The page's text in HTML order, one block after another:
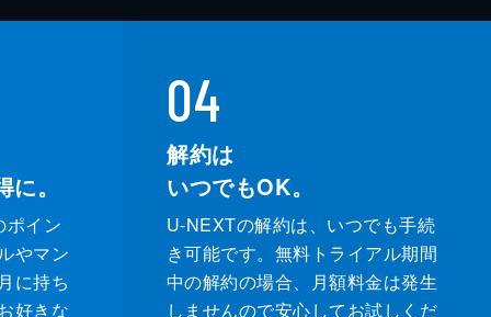
。
ポイン
やマン
に持ち
好きな
04
解約は
いつでもOK。
U-NEXTの解約は、いつでも手続
き可能です。無料トライアル期間
中の解約の場合、月額料金は発生
しませんので安心してお試しくだ